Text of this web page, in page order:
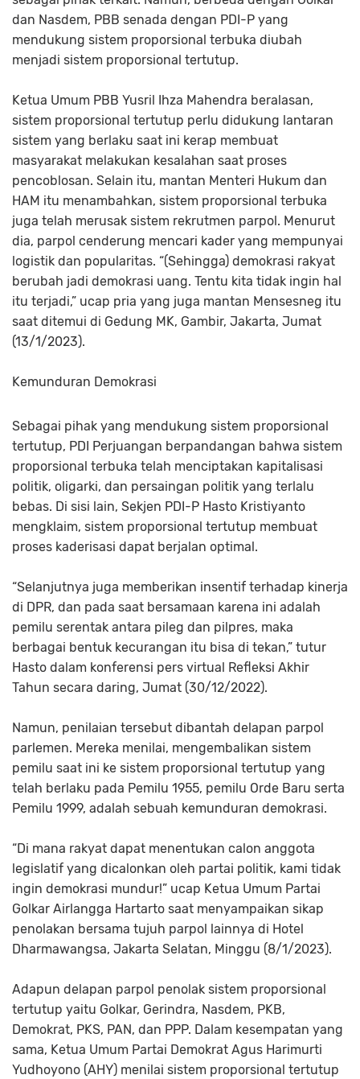
dan Nasdem, PBB senada dengan PDI-P yang
mendukung sistem proporsional terbuka diubah
menjadi sistem proporsional tertutup.
Ketua Umum PBB Yusril Ihza Mahendra beralasan,
sistem proporsional tertutup perlu didukung lantaran
sistem yang berlaku saat ini kerap membuat
masyarakat melakukan kesalahan saat proses
pencoblosan. Selain itu, mantan Menteri Hukum dan
HAM itu menambahkan, sistem proporsional terbuka
juga telah merusak sistem rekrutmen parpol. Menurut
dia, parpol cenderung mencari kader yang mempunyai
logistik dan popularitas. “(Sehingga) demokrasi rakyat
berubah jadi demokrasi uang. Tentu kita tidak ingin hal
itu terjadi,” ucap pria yang juga mantan Mensesneg itu
saat ditemui di Gedung MK, Gambir, Jakarta, Jumat
(13/1/2023).
Kemunduran Demokrasi
Sebagai pihak yang mendukung sistem proporsional
tertutup, PDI Perjuangan berpandangan bahwa sistem
proporsional terbuka telah menciptakan kapitalisasi
politik, oligarki, dan persaingan politik yang terlalu
bebas. Di sisi lain, Sekjen PDI-P Hasto Kristiyanto
mengklaim, sistem proporsional tertutup membuat
proses kaderisasi dapat berjalan optimal.
“Selanjutnya juga memberikan insentif terhadap kinerja
di DPR, dan pada saat bersamaan karena ini adalah
pemilu serentak antara pileg dan pilpres, maka
berbagai bentuk kecurangan itu bisa di tekan,” tutur
Hasto dalam konferensi pers virtual Refleksi Akhir
Tahun secara daring, Jumat (30/12/2022).
Namun, penilaian tersebut dibantah delapan parpol
parlemen. Mereka menilai, mengembalikan sistem
pemilu saat ini ke sistem proporsional tertutup yang
telah berlaku pada Pemilu 1955, pemilu Orde Baru serta
Pemilu 1999, adalah sebuah kemunduran demokrasi.
“Di mana rakyat dapat menentukan calon anggota
legislatif yang dicalonkan oleh partai politik, kami tidak
ingin demokrasi mundur!” ucap Ketua Umum Partai
Golkar Airlangga Hartarto saat menyampaikan sikap
penolakan bersama tujuh parpol lainnya di Hotel
Dharmawangsa, Jakarta Selatan, Minggu (8/1/2023).
Adapun delapan parpol penolak sistem proporsional
tertutup yaitu Golkar, Gerindra, Nasdem, PKB,
Demokrat, PKS, PAN, dan PPP. Dalam kesempatan yang
sama, Ketua Umum Partai Demokrat Agus Harimurti
Yudhoyono (AHY) menilai sistem proporsional tertutup